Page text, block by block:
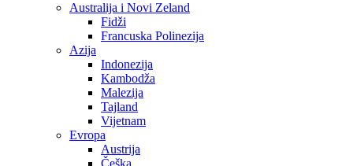
Australija i Novi Zeland
Fidži
Francuska Polinezija
Azija
Indonezija
Kambodža
Malezija
Tajland
Vijetnam
Evropa
Austrija
Češka